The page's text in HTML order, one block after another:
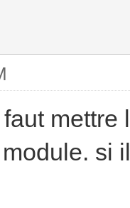
mettre
si